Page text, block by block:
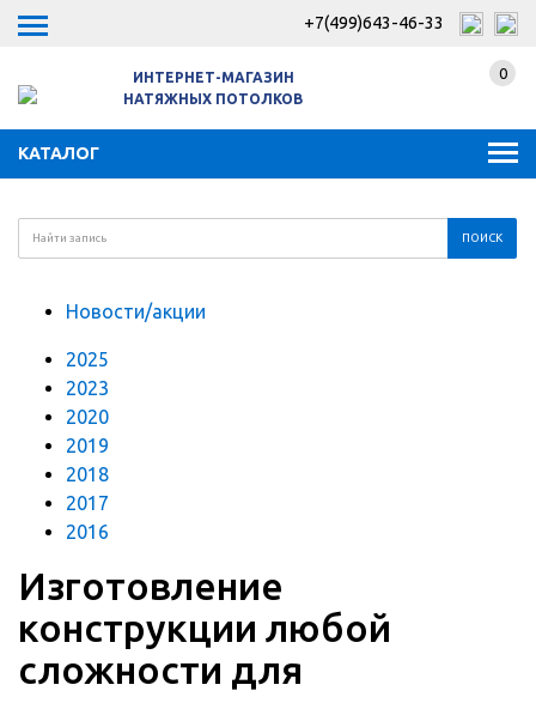
+7(499)643-46-33
ИНТЕРНЕТ-МАГАЗИН
НАТЯЖНЫХ ПОТОЛКОВ
КАТАЛОГ
0
Новости/акции
2025
2023
2020
2019
2018
2017
2016
Изготовление
конструкции любой
сложности для